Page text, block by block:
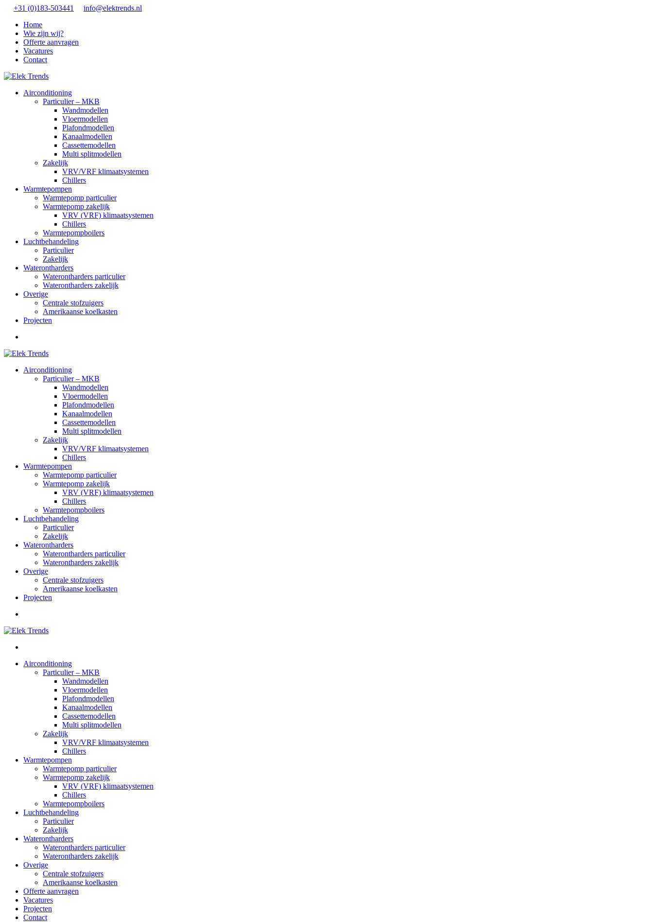
+31 (0)183-503441
info@elektrends.nl
Home
Wie zijn wij?
Offerte aanvragen
Vacatures
Contact
Airconditioning
Particulier – MKB
Wandmodellen
Vloermodellen
Plafondmodellen
Kanaalmodellen
Cassettemodellen
Multi splitmodellen
Zakelijk
VRV/VRF klimaatsystemen
Chillers
Warmtepompen
Warmtepomp particulier
Warmtepomp zakelijk
VRV (VRF) klimaatsystemen
Chillers
Warmtepompboilers
Luchtbehandeling
Particulier
Zakelijk
Waterontharders
Waterontharders particulier
Waterontharders zakelijk
Overige
Centrale stofzuigers
Amerikaanse koelkasten
Projecten
Airconditioning
Particulier – MKB
Wandmodellen
Vloermodellen
Plafondmodellen
Kanaalmodellen
Cassettemodellen
Multi splitmodellen
Zakelijk
VRV/VRF klimaatsystemen
Chillers
Warmtepompen
Warmtepomp particulier
Warmtepomp zakelijk
VRV (VRF) klimaatsystemen
Chillers
Warmtepompboilers
Luchtbehandeling
Particulier
Zakelijk
Waterontharders
Waterontharders particulier
Waterontharders zakelijk
Overige
Centrale stofzuigers
Amerikaanse koelkasten
Projecten
Airconditioning
Particulier – MKB
Wandmodellen
Vloermodellen
Plafondmodellen
Kanaalmodellen
Cassettemodellen
Multi splitmodellen
Zakelijk
VRV/VRF klimaatsystemen
Chillers
Warmtepompen
Warmtepomp particulier
Warmtepomp zakelijk
VRV (VRF) klimaatsystemen
Chillers
Warmtepompboilers
Luchtbehandeling
Particulier
Zakelijk
Waterontharders
Waterontharders particulier
Waterontharders zakelijk
Overige
Centrale stofzuigers
Amerikaanse koelkasten
Offerte aanvragen
Vacatures
Projecten
Contact